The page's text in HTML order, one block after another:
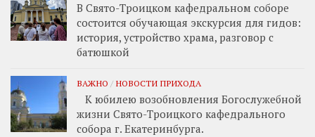
В Свято-Троицком кафедральном соборе
состоится обучающая экскурсия для гидов:
история, устройство храма, разговор с
батюшкой
ВАЖНО / НОВОСТИ ПРИХОДА
К юбилею возобновления Богослужебной
жизни Свято-Троицкого кафедрального
собора г. Екатеринбурга.